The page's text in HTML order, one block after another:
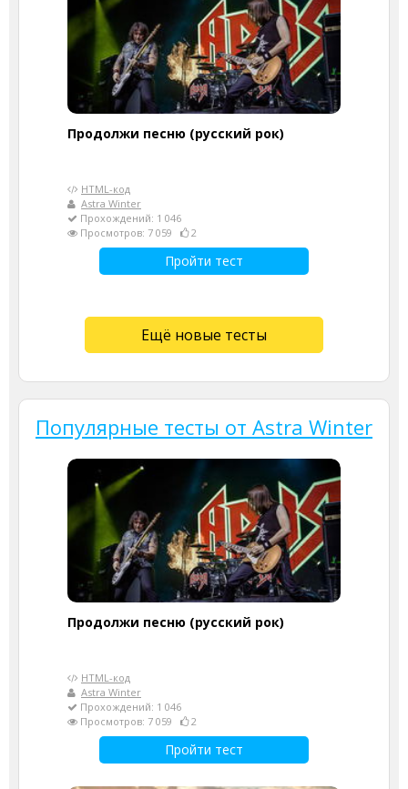
Продолжи песню (русский рок)
HTML-код
Astra Winter
Прохождений: 1 046
Просмотров: 7 059
2
Пройти тест
Ещё новые тесты
Популярные тесты от Astra Winter
Продолжи песню (русский рок)
HTML-код
Astra Winter
Прохождений: 1 046
Просмотров: 7 059
2
Пройти тест